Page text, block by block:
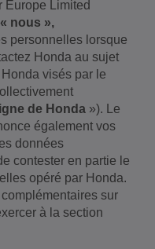
Europe Limited
nous »,
personnelles lorsque
Honda au sujet
visés par le
de Honda »). Le
également vos
données
contester en partie le
opéré par Honda.
sur
à la section